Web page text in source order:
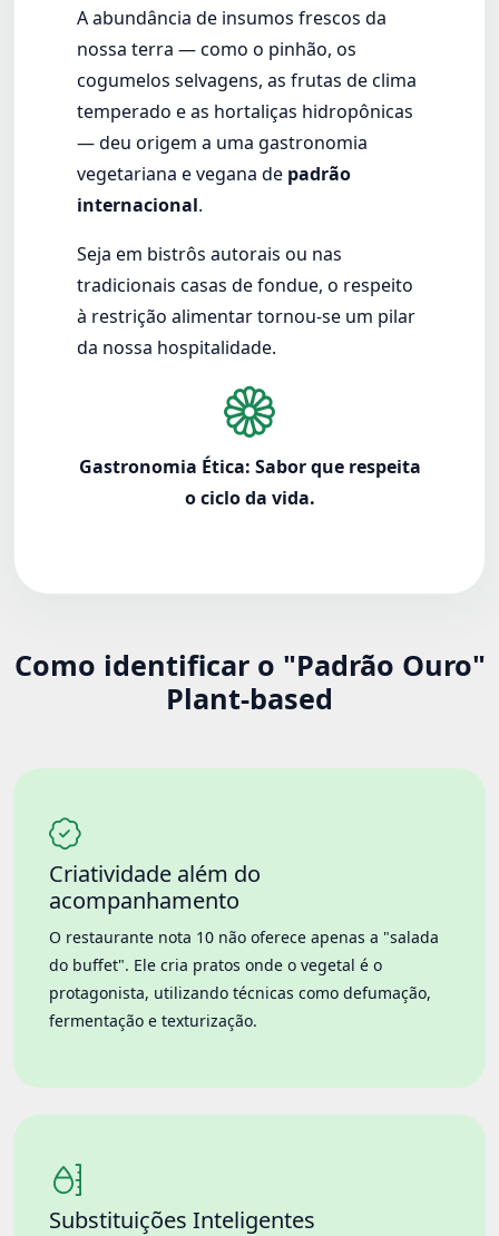
A abundância de insumos frescos da
nossa terra — como o pinhão, os
cogumelos selvagens, as frutas de clima
temperado e as hortaliças hidropônicas
— deu origem a uma gastronomia
vegetariana e vegana de padrão
internacional.
Seja em bistrôs autorais ou nas
tradicionais casas de fondue, o respeito
à restrição alimentar tornou-se um pilar
da nossa hospitalidade.
Gastronomia Ética: Sabor que respeita
o ciclo da vida.
Como identificar o "Padrão Ouro"
Plant-based
Criatividade além do
acompanhamento
O restaurante nota 10 não oferece apenas a "salada
do buffet". Ele cria pratos onde o vegetal é o
protagonista, utilizando técnicas como defumação,
fermentação e texturização.
Substituições Inteligentes